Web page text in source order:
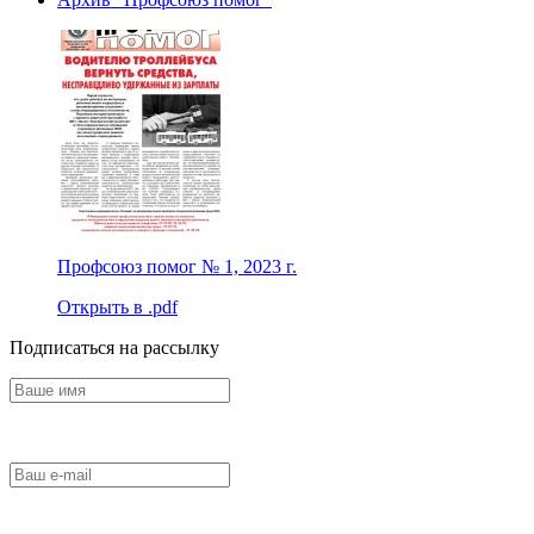
Профсоюз помог № 1, 2023 г.
Открыть в .pdf
Подписаться на рассылку